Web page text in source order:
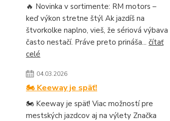
🔥 Novinka v sortimente: RM motors –
keď výkon stretne štýl Ak jazdíš na
štvorkolke naplno, vieš, že sériová výbava
často nestačí. Práve preto prináša... čítať
celé
04.03.2026
🏍️ Keeway je späť!
🏍️ Keeway je späť! Viac možností pre
mestských jazdcov aj na výlety Značka